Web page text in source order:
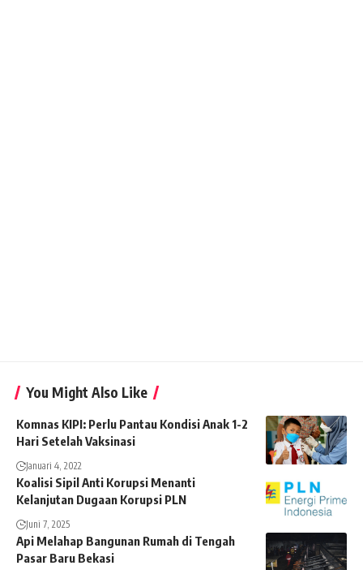
You Might Also Like
Komnas KIPI: Perlu Pantau Kondisi Anak 1-2
Hari Setelah Vaksinasi
Januari 4, 2022
Koalisi Sipil Anti Korupsi Menanti
Kelanjutan Dugaan Korupsi PLN
Juni 7, 2025
Api Melahap Bangunan Rumah di Tengah
Pasar Baru Bekasi